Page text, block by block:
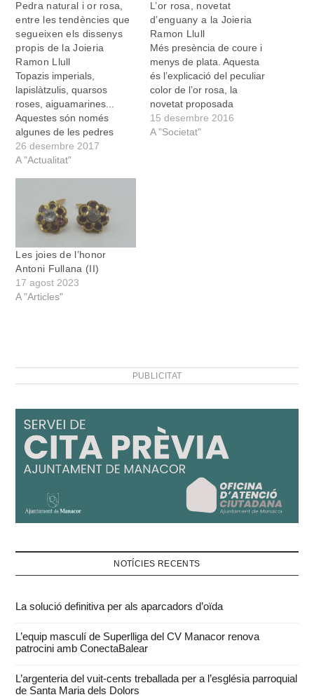
Pedra natural i or rosa,
entre les tendències que
segueixen els dissenys
propis de la Joieria
Ramon Llull
Topazis imperials,
lapislàtzulis, quarsos
roses, aiguamarines...
Aquestes són només
algunes de les pedres
naturals que coronen les
peces presentades per la
exposició nadalenca. Com
ja és habitual els darrers
anys, els joiers artesans
han presentat una…
26 desembre 2017
A "Actualitat"
L’or rosa, novetat
d’enguany a la Joieria
Ramon Llull
Més presència de coure i
menys de plata. Aquesta
és l’explicació del peculiar
color de l’or rosa, la
novetat proposada
enguany en les seves joies
per part de la Joieria
15 desembre 2016
A "Societat"
Les joies de l’honor
Antoni Fullana (II)
17 agost 2023
A "Articles"
PUBLICITAT
NOTÍCIES RECENTS
La solució definitiva per als aparcadors d’oïda
L’equip masculí de Superlliga del CV Manacor renova
patrocini amb ConectaBalear
L’argenteria del vuit-cents treballada per a l’església parroquial
de Santa Maria dels Dolors